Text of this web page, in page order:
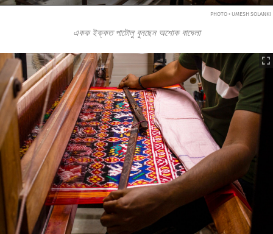
PHOTO • UMESH SOLANKI
একক ইক্কত পাটোলু বুনছেন অশোক বাঘেলা